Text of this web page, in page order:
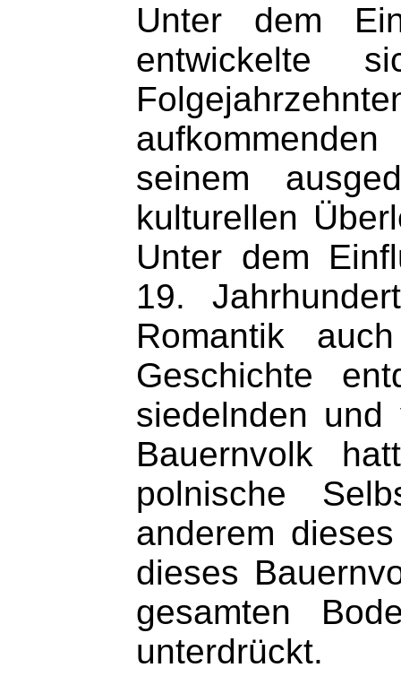
Unter dem
entwickelte
seinem
kulturellen
Unter dem
19.
Romantik
Geschichte
siedelnden und
Bauernvolk
polnische
anderem
dieses
gesamten
unterdrückt.